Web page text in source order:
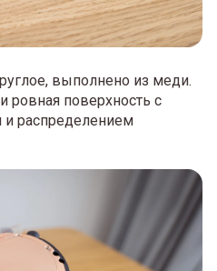
выполнено из меди.
ровная поверхность с
распределением